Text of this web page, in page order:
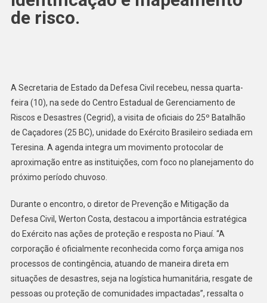
de risco.
A Secretaria de Estado da Defesa Civil recebeu, nessa quarta-
feira (10), na sede do Centro Estadual de Gerenciamento de
Riscos e Desastres (Cegrid), a visita de oficiais do 25º Batalhão
de Caçadores (25 BC), unidade do Exército Brasileiro sediada em
Teresina. A agenda integra um movimento protocolar de
aproximação entre as instituições, com foco no planejamento do
próximo período chuvoso.
Durante o encontro, o diretor de Prevenção e Mitigação da
Defesa Civil, Werton Costa, destacou a importância estratégica
do Exército nas ações de proteção e resposta no Piauí. “A
corporação é oficialmente reconhecida como força amiga nos
processos de contingência, atuando de maneira direta em
situações de desastres, seja na logística humanitária, resgate de
pessoas ou proteção de comunidades impactadas”, ressalta o